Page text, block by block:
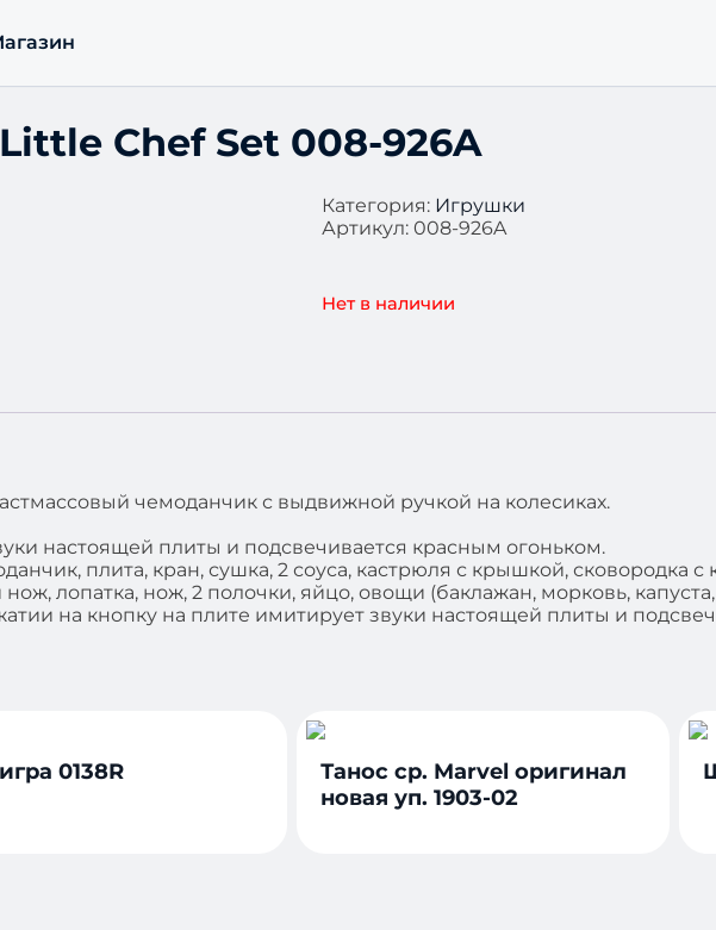
Chef Set 008-926A
Категория: Игрушки
Артикул:008-926A
Нет в наличии
чемоданчик с выдвижной ручкой на колесиках.
настоящей плиты и подсвечивается красным огоньком.
плита, кран, сушка, 2 соуса, кастрюля с крышкой, сковородка
лопатка, нож, 2 полочки, яйцо, овощи (баклажан, морковь,
на кнопку на плите имитирует звуки настоящей плиты и
0138R
Танос ср. Marvel оригинал
новая уп. 1903-02